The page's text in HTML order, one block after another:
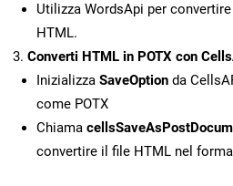
Utilizza WordsApi per
HTML.
Converti HTML in POTX con
Inizializza SaveOption da
come POTX
Chiama
convertire il file HTML nel